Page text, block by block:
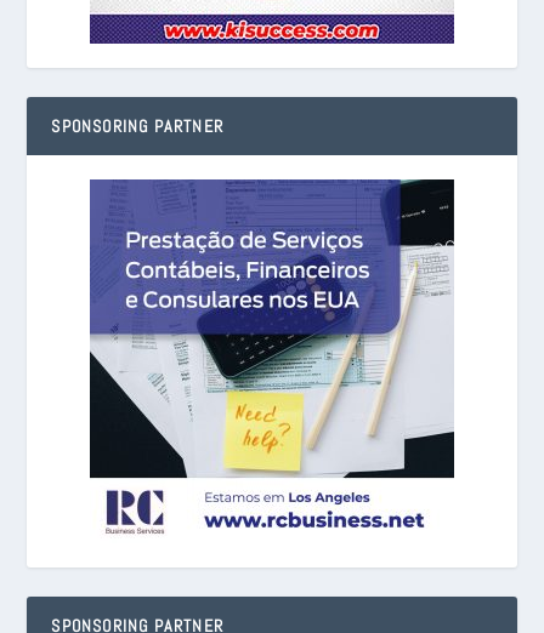
SPONSORING PARTNER
SPONSORING PARTNER